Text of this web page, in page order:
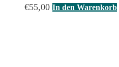
€55,00 In den Warenkorb